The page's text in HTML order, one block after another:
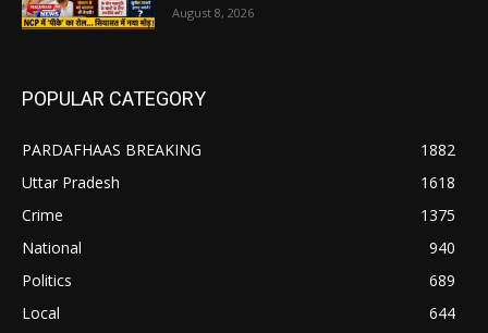
August 8, 2026
POPULAR CATEGORY
PARDAFHAAS BREAKING
1882
Uttar Pradesh
1618
Crime
1375
National
940
Politics
689
Local
644